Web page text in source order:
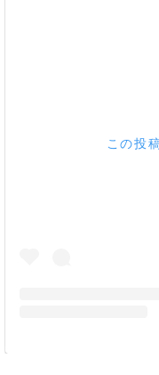
この投